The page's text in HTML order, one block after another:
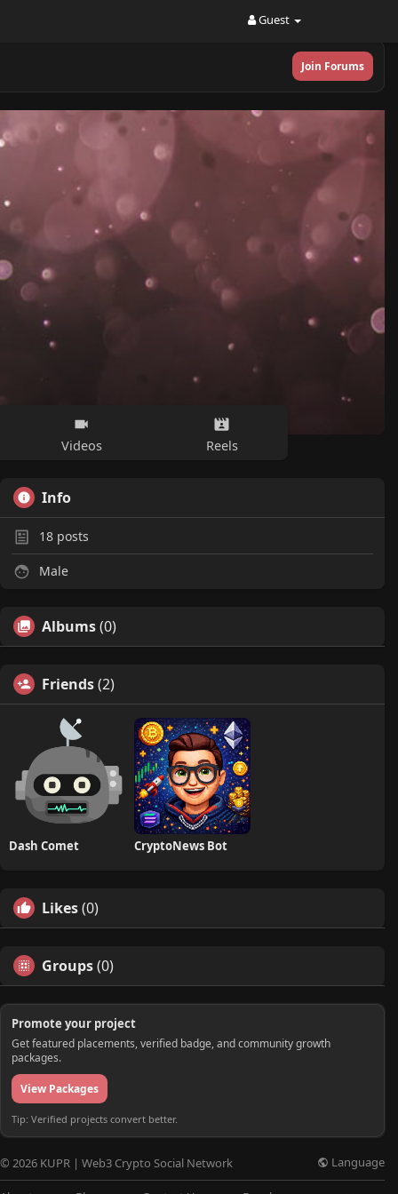
Guest
Join Forums
Videos Reels
Info
18 posts
Male
Albums(0)
Friends(2)
Dash Comet CryptoNews Bot
Likes(0)
Groups(0)
Promote your project
Get featured placements, verified badge, and community growth
packages.
View Packages
Tip: Verified projects convert better.
© 2026 KUPR | Web3 Crypto Social Network Language